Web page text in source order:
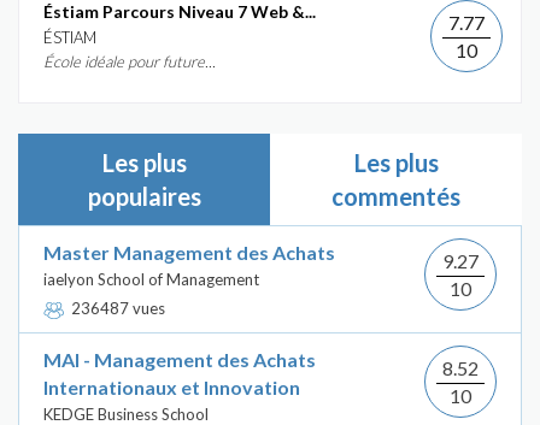
Éstiam Parcours Niveau 7 Web &...
ÉSTIAM
École idéale pour future...
7.77
10
Les plus
populaires
Les plus
commentés
Master Management des Achats
iaelyon School of Management
236487 vues
9.27
10
MAI - Management des Achats
Internationaux et Innovation
KEDGE Business School
8.52
10